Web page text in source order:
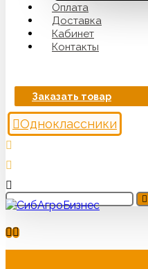
Оплата
Доставка
Кабинет
Контакты
Заказать товар
Одноклассники